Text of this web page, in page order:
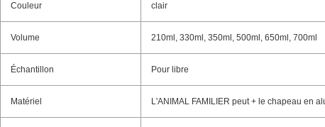
Couleur clair
Volume 210ml, 330ml, 350ml, 500ml, 650ml, 700ml
Échantillon Pour libre
Matériel L'ANIMAL FAMILIER peut + le chapeau en